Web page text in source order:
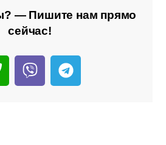
— Пишите нам прямо
сейчас!